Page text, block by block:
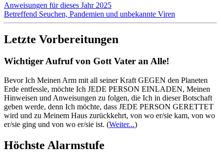
Anweisungen für dieses Jahr 2025
Betreffend Seuchen, Pandemien und unbekannte Viren
Letzte Vorbereitungen
Wichtiger Aufruf von Gott Vater an Alle!
Bevor Ich Meinen Arm mit all seiner Kraft GEGEN den Planeten
Erde entfessle, möchte Ich JEDE PERSON EINLADEN, Meinen
Hinweisen und Anweisungen zu folgen, die Ich in dieser Botschaft
geben werde, denn Ich möchte, dass JEDE PERSON GERETTET
wird und zu Meinem Haus zurückkehrt, von wo er/sie kam, von wo
er/sie ging und von wo er/sie ist. (Weiter...)
Höchste Alarmstufe